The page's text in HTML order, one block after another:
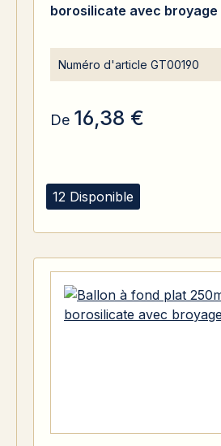
12 Disponible
borosilicate avec broyage
Numéro d'article GT00190
De 16,38 €